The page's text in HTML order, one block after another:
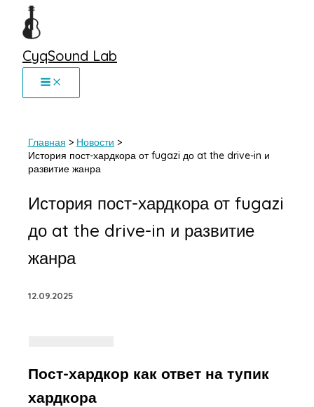
Перейти
CyqSound Lab
Главная
Новости
История пост-хардкора от fugazi до at the drive-in и
развитие жанра
История пост-хардкора от fugazi
до at the drive-in и развитие
жанра
12.09.2025
Пост-хардкор как ответ на тупик
хардкора